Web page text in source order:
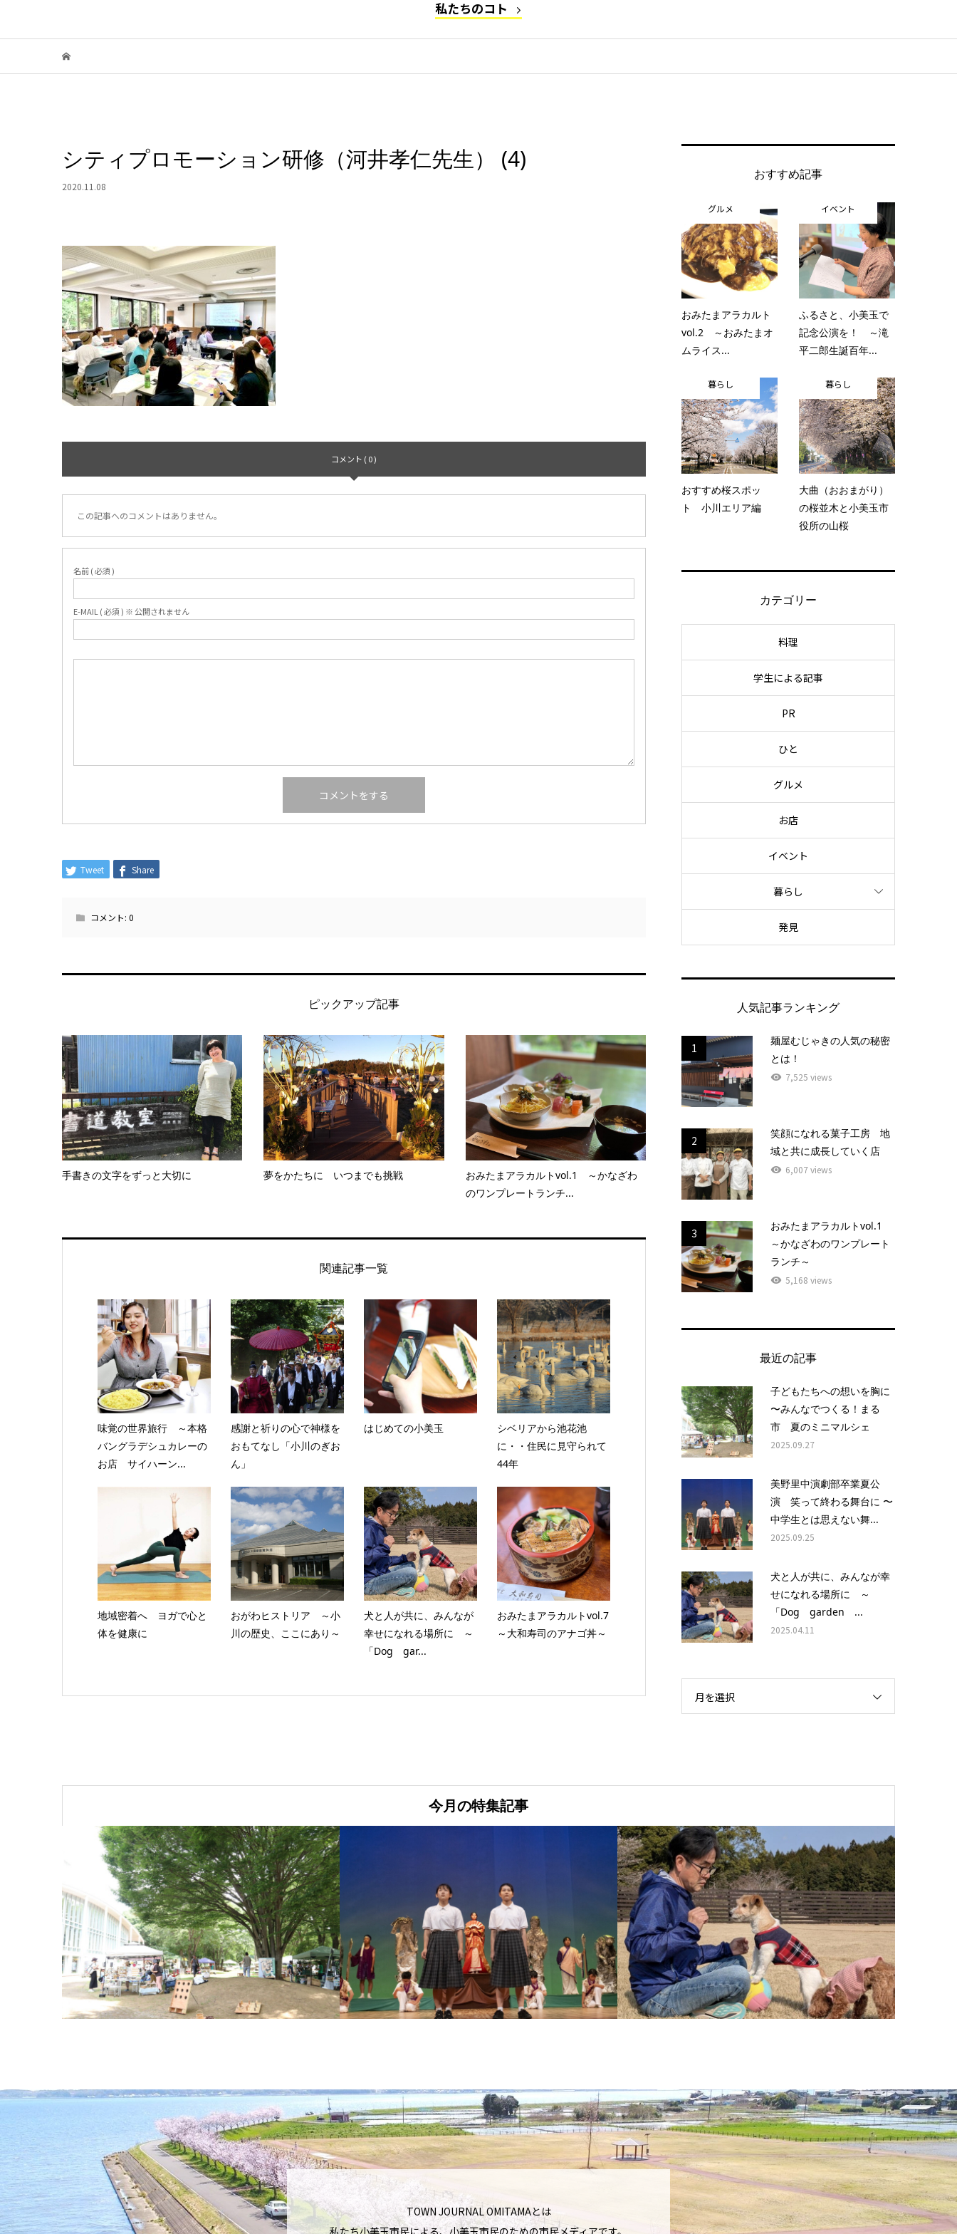
私たちのコト
シティプロモーション研修（河井孝仁先生） (4)
2020.11.08
コメント ( 0 )
この記事へのコメントはありません。
名前 ( 必須 )
E-MAIL ( 必須 ) ※ 公開されません
Tweet Share
コメント: 0
ピックアップ記事
手書きの文字をずっと大切に 夢をかたちに いつまでも挑戦
おみたまアラカルトvol.1 ～かなざわ
のワンプレートランチ...
関連記事一覧
味覚の世界旅行 ～本格
バングラデシュカレーの
お店 サイハーン...
感謝と祈りの心で神様を
おもてなし「小川のぎお
ん」
はじめての小美玉
シベリアから池花池
に・・住民に見守られて
44年
地域密着へ ヨガで心と
体を健康に
おがわヒストリア ～小
川の歴史、ここにあり～
犬と人が共に、みんなが
幸せになれる場所に ～
「Dog gar...
おみたまアラカルトvol.7
～大和寿司のアナゴ丼～
おすすめ記事
グルメ
おみたまアラカルト
vol.2 ～おみたまオ
ムライス...
イベント
ふるさと、小美玉で
記念公演を！ ～滝
平二郎生誕百年...
暮らし
おすすめ桜スポッ
ト 小川エリア編
暮らし
大曲（おおまがり）
の桜並木と小美玉市
役所の山桜
カテゴリー
料理
学生による記事
PR
ひと
グルメ
お店
イベント
暮らし
発見
人気記事ランキング
1
麺屋むじゃきの人気の秘密
とは！
7,525 views
2
笑顔になれる菓子工房 地
域と共に成長していく店
6,007 views
3
おみたまアラカルトvol.1
～かなざわのワンプレート
ランチ～
5,168 views
最近の記事
子どもたちへの想いを胸に
〜みんなでつくる！まる
市 夏のミニマルシェ
2025.09.27
美野里中演劇部卒業夏公
演 笑って終わる舞台に 〜
中学生とは思えない舞...
2025.09.25
犬と人が共に、みんなが幸
せになれる場所に ～
「Dog garden ...
2025.04.11
月を選択
今月の特集記事
TOWN JOURNAL OMITAMAとは